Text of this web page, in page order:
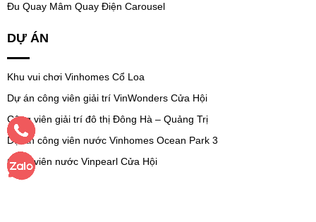
Đu Quay Mâm Quay Điện Carousel
DỰ ÁN
Khu vui chơi Vinhomes Cổ Loa
Dự án công viên giải trí VinWonders Cửa Hội
Công viên giải trí đô thị Đông Hà – Quảng Trị
Dự án công viên nước Vinhomes Ocean Park 3
Công viên nước Vinpearl Cửa Hội